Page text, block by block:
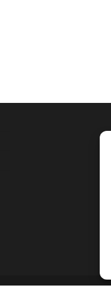
elegir en la página de producto